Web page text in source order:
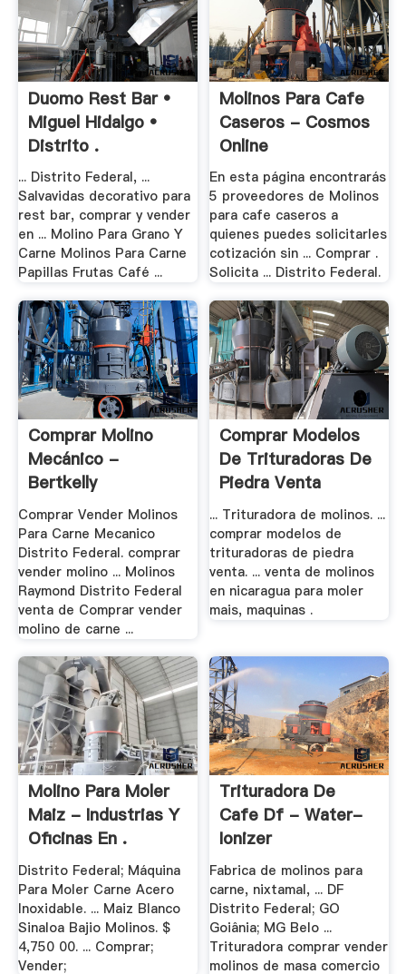
Duomo Rest Bar •
Miguel Hidalgo •
Distrito .
... Distrito Federal, ...
Salvavidas decorativo para
rest bar, comprar y vender
en ... Molino Para Grano Y
Carne Molinos Para Carne
Papillas Frutas Café ...
Molinos Para Cafe
Caseros - Cosmos
Online
En esta página encontrarás
5 proveedores de Molinos
para cafe caseros a
quienes puedes solicitarles
cotización sin ... Comprar .
Solicita ... Distrito Federal.
Comprar Molino
Mecánico -
Bertkelly
Comprar Vender Molinos
Para Carne Mecanico
Distrito Federal. comprar
vender molino ... Molinos
Raymond Distrito Federal
venta de Comprar vender
molino de carne ...
Comprar Modelos
De Trituradoras De
Piedra Venta
... Trituradora de molinos. ...
comprar modelos de
trituradoras de piedra
venta. ... venta de molinos
en nicaragua para moler
mais, maquinas .
Molino Para Moler
Maiz - Industrias Y
Oficinas En .
Distrito Federal; Máquina
Para Moler Carne Acero
Inoxidable. ... Maiz Blanco
Sinaloa Bajio Molinos. $
4,750 00. ... Comprar;
Vender;
Trituradora De
Cafe Df - Water-
Ionizer
Fabrica de molinos para
carne, nixtamal, ... DF
Distrito Federal; GO
Goiânia; MG Belo ...
Trituradora comprar vender
molinos de masa comercio